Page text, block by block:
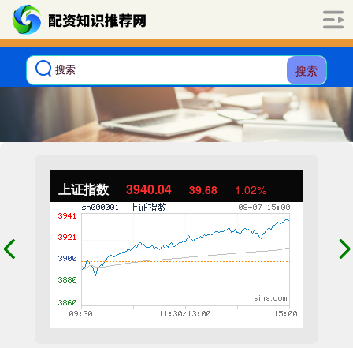
搜索
上证指数 3940.04 39.68 1.02%